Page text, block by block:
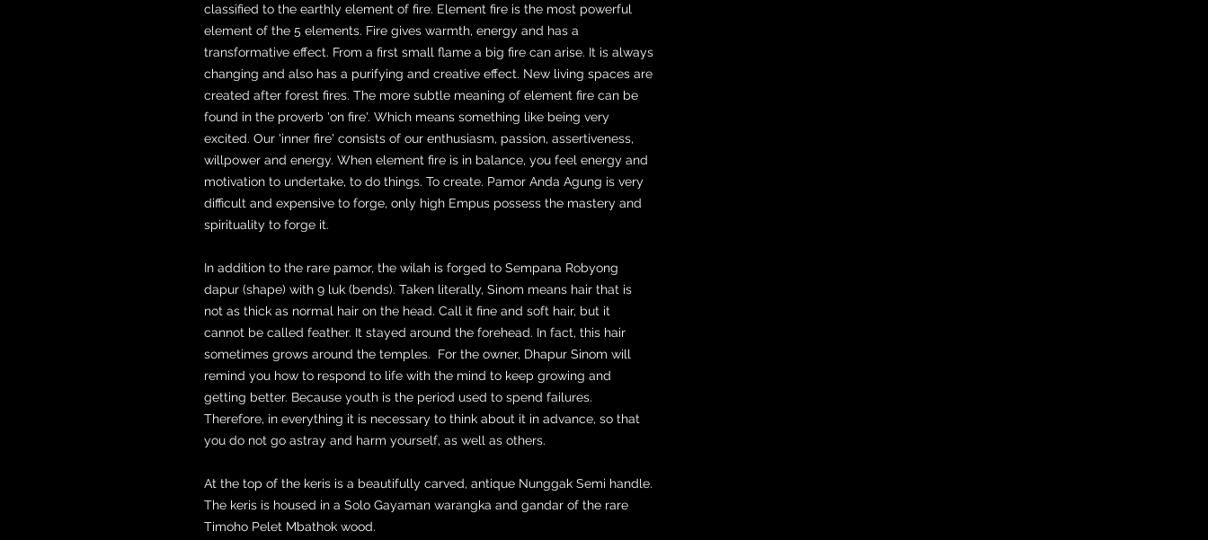
classified to the earthly element of fire. Element fire is the most powerful
element of the 5 elements. Fire gives warmth, energy and has a
transformative effect. From a first small flame a big fire can arise. It is always
changing and also has a purifying and creative effect. New living spaces are
created after forest fires. The more subtle meaning of element fire can be
found in the proverb 'on fire'. Which means something like being very
excited. Our 'inner fire' consists of our enthusiasm, passion, assertiveness,
willpower and energy. When element fire is in balance, you feel energy and
motivation to undertake, to do things. To create. Pamor Anda Agung is very
difficult and expensive to forge, only high Empus possess the mastery and
spirituality to forge it.
In addition to the rare pamor, the wilah is forged to Sempana Robyong
dapur (shape) with 9 luk (bends). Taken literally, Sinom means hair that is
not as thick as normal hair on the head. Call it fine and soft hair, but it
cannot be called feather. It stayed around the forehead. In fact, this hair
sometimes grows around the temples. For the owner, Dhapur Sinom will
remind you how to respond to life with the mind to keep growing and
getting better. Because youth is the period used to spend failures.
Therefore, in everything it is necessary to think about it in advance, so that
you do not go astray and harm yourself, as well as others.
At the top of the keris is a beautifully carved, antique Nunggak Semi handle.
The keris is housed in a Solo Gayaman warangka and gandar of the rare
Timoho Pelet Mbathok wood.